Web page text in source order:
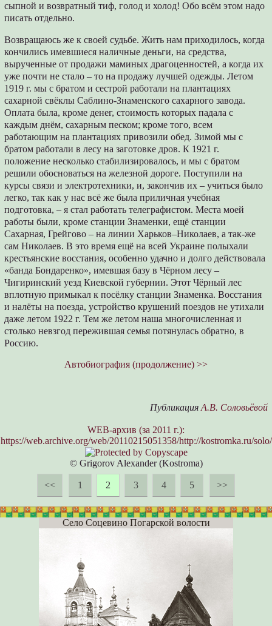
сыпной и возвратный тиф, голод и холод! Обо всём этом надо
писать отдельно.
Возвращаюсь же к своей судьбе. Жить нам приходилось, когда
кончились имевшиеся наличные деньги, на средства,
вырученные от продажи маминых драгоценностей, а когда их
уже почти не стало – то на продажу лучшей одежды. Летом
1919 г. мы с братом и сестрой работали на плантациях
сахарной свёклы Саблино-Знаменского сахарного завода.
Оплата была, кроме денег, стоимость которых падала с
каждым днём, сахарным песком; кроме того, всем
работающим на плантациях привозили обед. Зимой мы с
братом работали в лесу на заготовке дров. К 1921 г.
положение несколько стабилизировалось, и мы с братом
решили обосноваться на железной дороге. Поступили на
курсы связи и электротехники, и, закончив их – учиться было
легко, так как у нас всё же была приличная учебная
подготовка, – я стал работать телеграфистом. Места моей
работы были, кроме станции Знаменки, ещё станции
Сахарная, Грейгово – на линии Харьков–Николаев, а так-же
сам Николаев. В это время ещё на всей Украине полыхали
крестьянские восстания, особенно удачно и долго действовала
«банда Бондаренко», имевшая базу в Чёрном лесу –
Чигиринский уезд Киевской губернии. Этот Чёрный лес
вплотную примыкал к посёлку станции Знаменка. Восстания
и налёты на поезда, устройство крушений поездов не утихали
даже летом 1922 г. Тем же летом наша многочисленная и
столько невзгод пережившая семья потянулась обратно, в
Россию.
Автобиография (продолжение) >>
Публикация А.В. Соловьёвой
WEB-архив (за 2011 г.):
https://web.archive.org/web/20110215051358/http://kostromka.ru/
© Grigorov Alexander (Kostroma)
<< 1 2 3 4 5 >>
Село Соцевино Погарской волости